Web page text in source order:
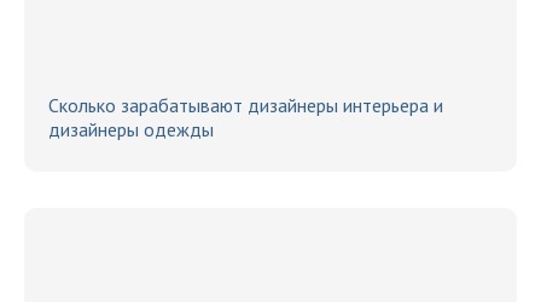
Сколько зарабатывают дизайнеры интерьера и
дизайнеры одежды